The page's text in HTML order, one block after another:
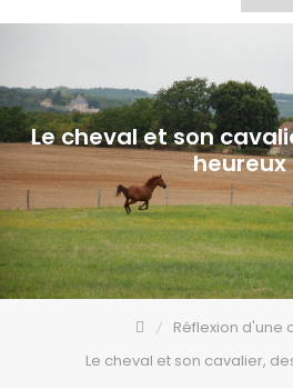
Le cheval et son
heureux
Réflexion d'une
Le cheval et son cavalier,